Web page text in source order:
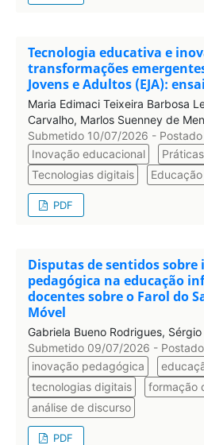
Tecnologia educativa e
transformações
Jovens e Adultos (EJA):
Maria Edimaci Teixeira Barbosa
Carvalho, Marlos Suenney de
Submetido 10/07/2026 -
Inovação educacional
Tecnologias digitais
PDF
Disputas de sentidos sobre
pedagógica na educação
docentes sobre o Farol do
Móvel
Gabriela Bueno Rodrigues,
Submetido 09/07/2026 -
inovação pedagógica
tecnologias digitais
formação
análise de discurso
PDF